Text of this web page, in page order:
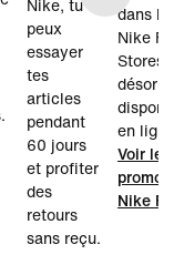
Nike, tu
peux
essayer
tes
articles
pendant
60 jours
et profiter
des
retours
sans reçu.
dans
Nike
Stores
en
Voir les
Nike